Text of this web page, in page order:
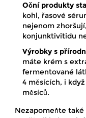
Oční produkty
kohl, řasové
nejenom
konjunktivitidu
Výrobky s
máte krém s
fermentované
4 měsících, i
měsíců.
Nezapomeňte